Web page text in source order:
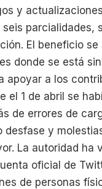
y
parcialidades,
El beneficio
donde se está
apoyar a los
el 1 de abril se
de errores de
y
La autoridad ha
oficial de
de personas